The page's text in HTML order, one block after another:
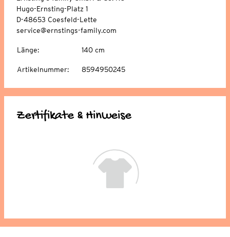
Hugo-Ernsting-Platz 1
D-48653 Coesfeld-Lette
service@ernstings-family.com
Länge: 140 cm
Artikelnummer: 8594950245
Zertifikate & Hinweise